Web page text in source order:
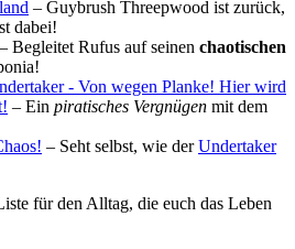
– Guybrush Threepwood ist zurück,
dabei!
– Begleitet Rufus auf seinen chaotischen
- Von wegen Planke! Hier wird
– Ein piratisches Vergnügen mit dem
– Seht selbst, wie derUndertaker
für den Alltag, die euch das Leben